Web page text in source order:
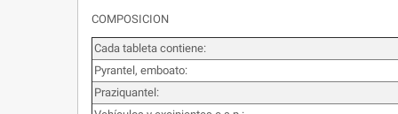
COMPOSICION
Cada tableta contiene:
Pyrantel, emboato:
Praziquantel: